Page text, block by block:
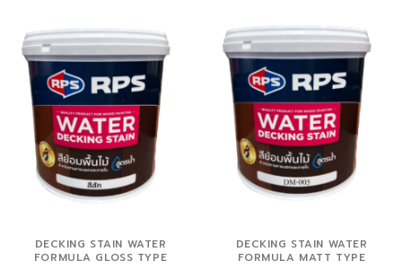
DECKING STAIN WATER
FORMULA GLOSS TYPE
DECKING STAIN WATER
FORMULA MATT TYPE